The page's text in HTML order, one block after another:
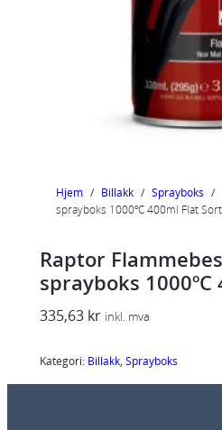
Hjem / Billakk / Sprayboks /
sprayboks 1000ºC 400ml Flat Sort
Raptor
sprayboks
335,63 kr inkl. mva
Kategori: Billakk, Sprayboks